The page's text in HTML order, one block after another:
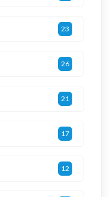
23
26
21
17
12